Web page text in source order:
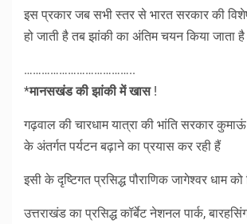
इस प्रकार जब सभी स्तर से भारत सरकार की
हो जाती है तब झांकी का अंतिम चयन किया जाता
………………………………..
*मानसखंड की झांकी में खास!
गढ़वाल की चारधाम यात्रा की भांति सरकार
के अंतर्गत पर्यटन बढ़ाने का प्रयास कर रही हैं
इसी के दृष्टिगत प्रसिद्ध पौराणिक जागेश्वर धाम को
उत्तराखंड का प्रसिद्ध कॉर्बेट नेशनल पार्क,